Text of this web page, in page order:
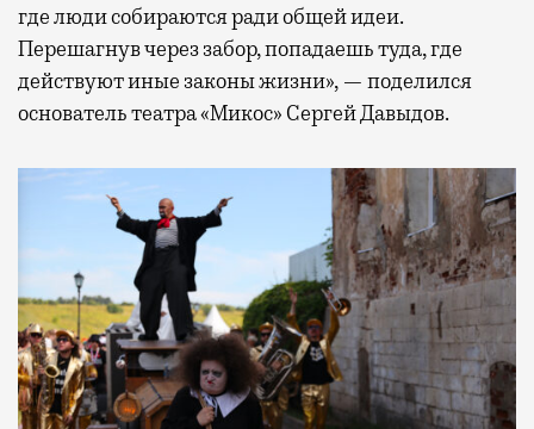
где люди собираются ради общей идеи.
Перешагнув через забор, попадаешь туда, где
действуют иные законы жизни», — поделился
основатель театра «Микос» Сергей Давыдов.